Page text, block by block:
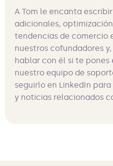
A Tom le encanta
adicionales,
tendencias de comercio
nuestros cofundadores
hablar con él si te
nuestro equipo de
seguirlo en LinkedIn
y noticias relacionados